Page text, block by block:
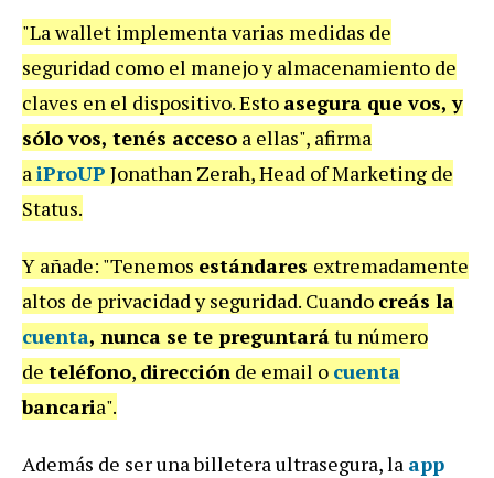
"La wallet implementa varias medidas de
seguridad como el manejo y almacenamiento de
claves en el dispositivo. Esto asegura que vos, y
sólo vos, tenés acceso a ellas", afirma
aiProUP Jonathan Zerah, Head of Marketing de
Status.
Y añade: "Tenemos estándares extremadamente
altos de privacidad y seguridad. Cuando creás la
cuenta, nunca se te preguntarátu número
de teléfono, dirección de email o cuenta
bancaria".
Además de ser una billetera ultrasegura, la app